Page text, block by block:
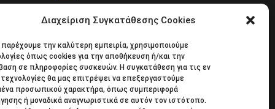
Διαχείριση Συγκατάθεσης Cookies
παρέχουμε την καλύτερη εμπειρία, χρησιμοποιούμε
όπως cookies για την αποθήκευση ή/και την
σε πληροφορίες συσκευών. Η συγκατάθεση για τις εν
θα μας επιτρέψει να επεξεργαστούμε
προσωπικού χαρακτήρα, όπως συμπεριφορά
ή μοναδικά αναγνωριστικά σε αυτόν τον ιστότοπο.
Κάντε εγγραφή στο ηλεκτρονικό μας
φυλλάδιο και μείνετε στο επίκεντρο
της οικονομικής επικαιρότητας.